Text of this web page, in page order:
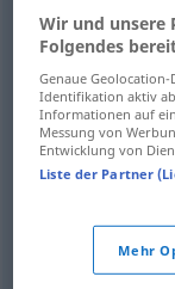
geltendmachen,
behaupten
Wir und unsere
Folgendes
Genaue
Identifikation aktiv
Informationen auf
Messung von
Entwicklung von
Liste der Partner
Mehr